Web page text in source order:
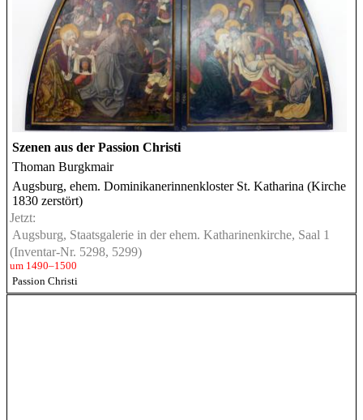
Szenen aus der Passion Christi
Thoman Burgkmair
Augsburg, ehem. Dominikanerinnenkloster St. Katharina (Kirche
1830 zerstört)
Jetzt:
Augsburg, Staatsgalerie in der ehem. Katharinenkirche, Saal 1
(Inventar-Nr. 5298, 5299)
um 1490–1500
Passion Christi